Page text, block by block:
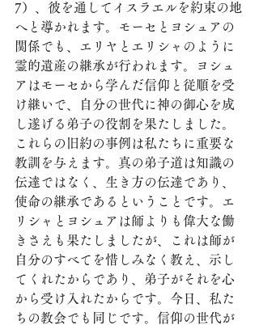
7）、彼を通してイスラエルを約束の地
へと導かれます。モーセとヨシュアの
関係でも、エリヤとエリシャのように
霊的遺産の継承が行われます。ヨシュ
アはモーセから学んだ信仰と従順を受
け継いで、自分の世代に神の御心を成
し遂げる弟子の役割を果たしました。
これらの旧約の事例は私たちに重要な
教訓を与えます。真の弟子道は知識の
伝達ではなく、生き方の伝達であり、
使命の継承であるということです。エ
リシャとヨシュアは師よりも偉大な働
きさえも果たしましたが、これは師が
自分のすべてを惜しみなく教え、示し
てくれたからであり、弟子がそれを心
から受け入れたからです。今日、私た
ちの教会でも同じです。信仰の世代が